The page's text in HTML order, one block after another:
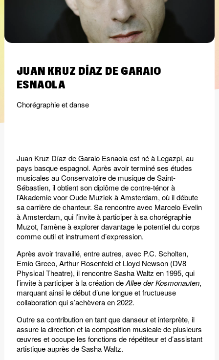
JUAN KRUZ DÍAZ DE GARAIO
ESNAOLA
Chorégraphie et danse
Juan Kruz Díaz de Garaio Esnaola est né à Legazpi, au
pays basque espagnol. Après avoir terminé ses études
musicales au Conservatoire de musique de Saint-
Sébastien, il obtient son diplôme de contre-ténor à
l’Akademie voor Oude Muziek à Amsterdam, où il débute
sa carrière de chanteur. Sa rencontre avec Marcelo Evelin
à Amsterdam, qui l’invite à participer à sa chorégraphie
Muzot, l’amène à explorer davantage le potentiel du corps
comme outil et instrument d’expression.
Après avoir travaillé, entre autres, avec P.C. Scholten,
Emio Greco, Arthur Rosenfeld et Lloyd Newson (DV8
Physical Theatre), il rencontre Sasha Waltz en 1995, qui
l’invite à participer à la création deAllee der Kosmonauten,
marquant ainsi le début d’une longue et fructueuse
collaboration qui s’achèvera en 2022.
Outre sa contribution en tant que danseur et interprète, il
assure la direction et la composition musicale de plusieurs
œuvres et occupe les fonctions de répétiteur et d’assistant
artistique auprès de Sasha Waltz.